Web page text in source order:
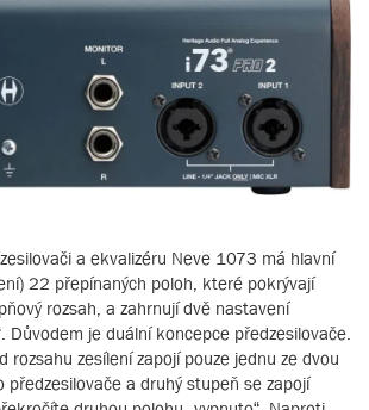
a ekvalizéru Neve 1073 má hlavní
22 přepínaných poloh, které pokrývají
rozsah, a zahrnují dvě nastavení
Důvodem je duální koncepce předzesilovače.
rozsahu zesílení zapojí pouze jednu ze dvou
a druhý stupeň se zapojí